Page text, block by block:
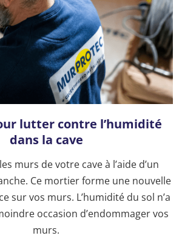
lutter contre l’humidité
dans la cave
murs de votre cave à l’aide d’un
Ce mortier forme une nouvelle
sur vos murs. L’humidité du sol n’a
occasion d’endommager vos
murs.